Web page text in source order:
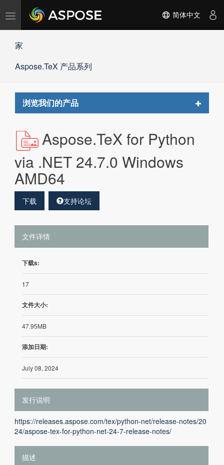
切
航
简体中文
家
Aspose.TeX 产品系列
浏览我们的产品
Toggle
Aspose.TeX for Python
via .NET 24.7.0 Windows
AMD64
下载 支持论坛
文件详情
下载s:
17
文件大小:
47.95MB
添加日期:
July 08, 2024
发行说明
https://releases.aspose.com/tex/python-net/release-notes/20
24/aspose-tex-for-python-net-24-7-release-notes/
描述